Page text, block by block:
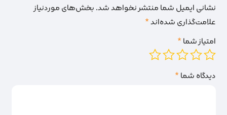
نشانی ایمیل شما منتشر نخواهد شد.بخش‌های موردنیاز
علامت‌گذاری شده‌اند*
امتیاز شما*
دیدگاه شما*